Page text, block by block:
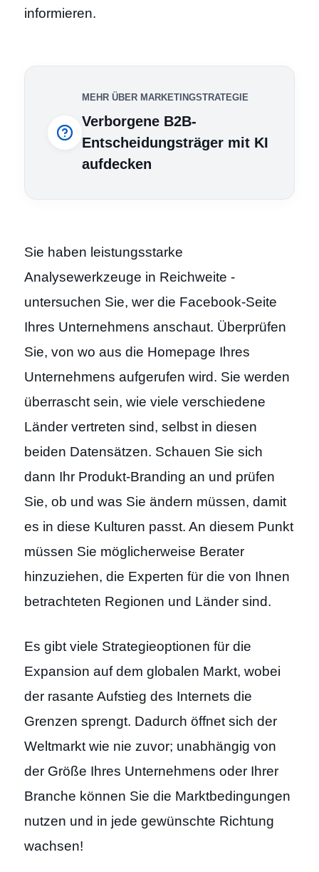
informieren.
MEHR ÜBER MARKETINGSTRATEGIE
Verborgene B2B-
Entscheidungsträger mit KI
aufdecken
Sie haben leistungsstarke
Analysewerkzeuge in Reichweite -
untersuchen Sie, wer die Facebook-Seite
Ihres Unternehmens anschaut. Überprüfen
Sie, von wo aus die Homepage Ihres
Unternehmens aufgerufen wird. Sie werden
überrascht sein, wie viele verschiedene
Länder vertreten sind, selbst in diesen
beiden Datensätzen. Schauen Sie sich
dann Ihr Produkt-Branding an und prüfen
Sie, ob und was Sie ändern müssen, damit
es in diese Kulturen passt. An diesem Punkt
müssen Sie möglicherweise Berater
hinzuziehen, die Experten für die von Ihnen
betrachteten Regionen und Länder sind.
Es gibt viele Strategieoptionen für die
Expansion auf dem globalen Markt, wobei
der rasante Aufstieg des Internets die
Grenzen sprengt. Dadurch öffnet sich der
Weltmarkt wie nie zuvor; unabhängig von
der Größe Ihres Unternehmens oder Ihrer
Branche können Sie die Marktbedingungen
nutzen und in jede gewünschte Richtung
wachsen!